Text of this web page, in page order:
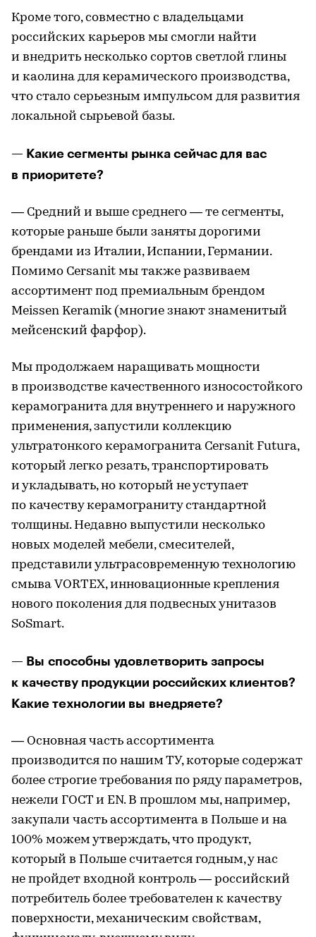
Кроме того, совместно с владельцами
российских карьеров мы смогли найти
и внедрить несколько сортов светлой глины
и каолина для керамического производства,
что стало серьезным импульсом для развития
локальной сырьевой базы.
— Какие сегменты рынка сейчас для вас
в приоритете?
— Средний и выше среднего — те сегменты,
которые раньше были заняты дорогими
брендами из Италии, Испании, Германии.
Помимо Cersanit мы также развиваем
ассортимент под премиальным брендом
Meissen Keramik (многие знают знаменитый
мейсенский фарфор).
Мы продолжаем наращивать мощности
в производстве качественного износостойкого
керамогранита для внутреннего и наружного
применения, запустили коллекцию
ультратонкого керамогранита Cersanit Futura,
который легко резать, транспортировать
и укладывать, но который не уступает
по качеству керамограниту стандартной
толщины. Недавно выпустили несколько
новых моделей мебели, смесителей,
представили ультрасовременную технологию
смыва VORTEX, инновационные крепления
нового поколения для подвесных унитазов
SoSmart.
— Вы способны удовлетворить запросы
к качеству продукции российских клиентов?
Какие технологии вы внедряете?
— Основная часть ассортимента
производится по нашим ТУ, которые содержат
более строгие требования по ряду параметров,
нежели ГОСТ и EN. В прошлом мы, например,
закупали часть ассортимента в Польше и на
100% можем утверждать, что продукт,
который в Польше считается годным, у нас
не пройдет входной контроль — российский
потребитель более требователен к качеству
поверхности, механическим свойствам,